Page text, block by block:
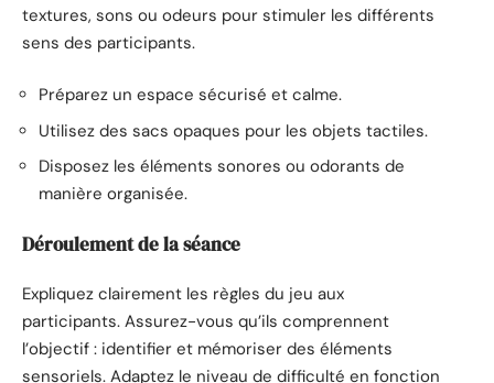
textures, sons ou odeurs pour stimuler les différents
sens des participants.
Préparez un espace sécurisé et calme.
Utilisez des sacs opaques pour les objets tactiles.
Disposez les éléments sonores ou odorants de
manière organisée.
Déroulement de la séance
Expliquez clairement les règles du jeu aux
participants. Assurez-vous qu’ils comprennent
l’objectif : identifier et mémoriser des éléments
sensoriels. Adaptez le niveau de difficulté en fonction